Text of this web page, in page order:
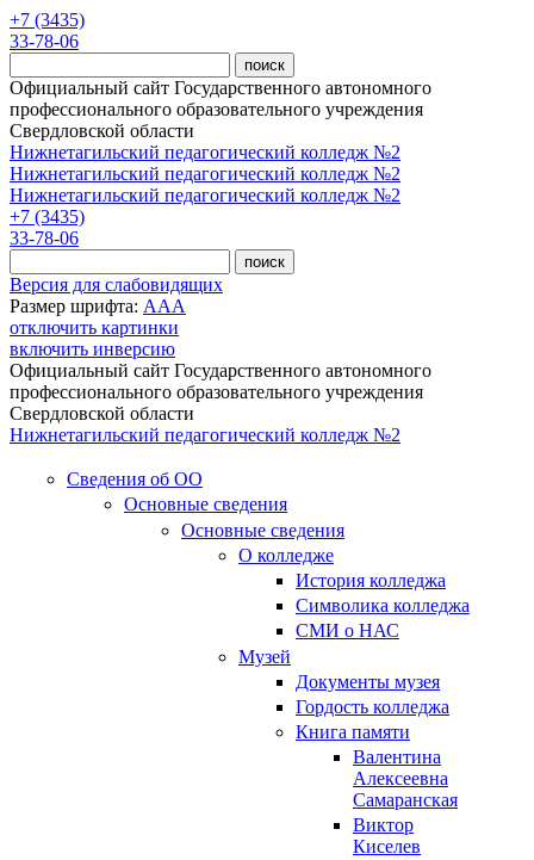
Перейти к основному содержанию
+7 (3435)
33-78-06
Официальный сайт Государственного автономного
профессионального образовательного учреждения
Свердловской области
Нижнетагильский педагогический колледж №2
Нижнетагильский педагогический колледж №2
Нижнетагильский педагогический колледж №2
+7 (3435)
33-78-06
Версия для слабовидящих
Размер шрифта: AAA
отключить картинки
включить инверсию
Официальный сайт Государственного автономного
профессионального образовательного учреждения
Свердловской области
Нижнетагильский педагогический колледж №2
Сведения об ОО
Основные сведения
Основные сведения
О колледже
История колледжа
Символика колледжа
СМИ о НАС
Музей
Документы музея
Гордость колледжа
Книга памяти
Валентина
Алексеевна
Самаранская
Виктор
Киселев